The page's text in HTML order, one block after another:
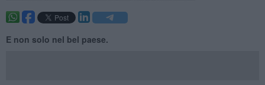
E non solo nel bel paese.